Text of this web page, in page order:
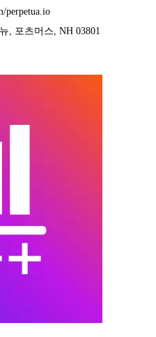
perpetua.io
, 포츠머스, NH 03801